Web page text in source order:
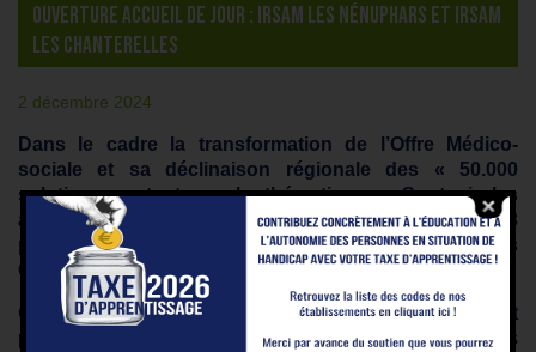
OUVERTURE ACCUEIL DE JOUR : IRSAM LES NÉNUPHARS ET IRSAM
LES CHANTERELLES
2 décembre 2024
Dans le cadre la transformation de l’Offre Médico-
sociale et sa déclinaison régionale des « 50.000
solutions portant sur la thématique – Soutenir les
aidants, développer le répit », le projet d’extension de 3
places de jour d’accueil à la MAS IRSAM Les
Chanterelles a été retenu.
Ces places ont été installées dès le 3 octobre 2024 et ont
permis d’accueillir des publics âgés de 20 à 23 ans